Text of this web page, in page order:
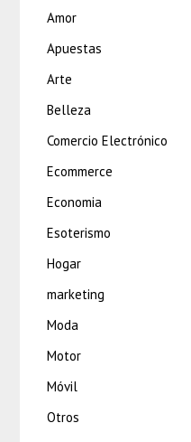
Amor
Apuestas
Arte
Belleza
Comercio Electrónico
Ecommerce
Economia
Esoterismo
Hogar
marketing
Moda
Motor
Móvil
Otros